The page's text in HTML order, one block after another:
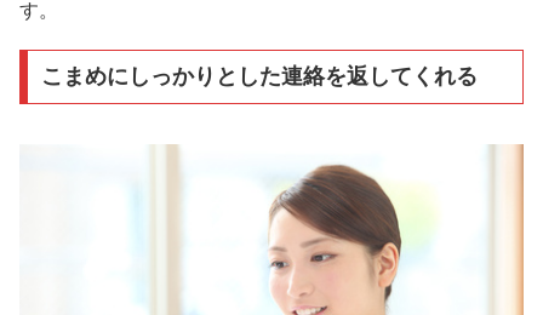
す。
こまめにしっかりとした連絡を返してくれる